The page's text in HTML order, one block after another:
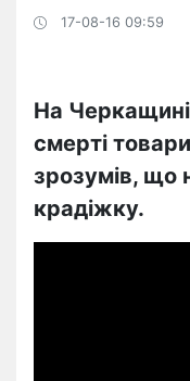
17-08-16 09:59
На
смерті
зрозумів, що
крадіжку.